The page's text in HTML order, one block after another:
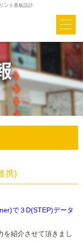
ント基板設計
携)
で３D(STEP)データ
を紹介させて頂きまし